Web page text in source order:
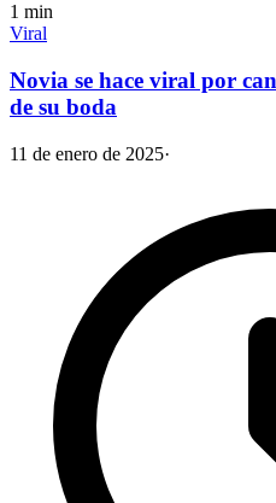
1 min
Viral
Novia se hace viral por
de su boda
11 de enero de 2025·